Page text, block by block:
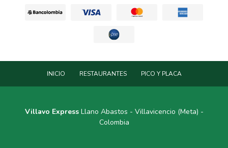
INICIO RESTAURANTES PICO Y PLACA
Villavo ExpressLlano Abastos - Villavicencio (Meta) -
Colombia